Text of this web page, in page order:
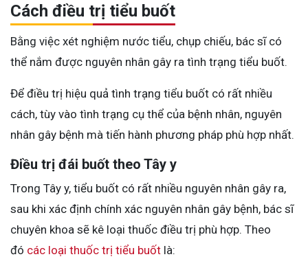
Cách điều trị tiểu buốt
Bằng việc xét nghiệm nước tiểu, chụp chiếu, bác sĩ có
thể nắm được nguyên nhân gây ra tình trạng tiểu buốt.
Để điều trị hiệu quả tình trạng tiểu buốt có rất nhiều
cách, tùy vào tình trạng cụ thể của bệnh nhân, nguyên
nhân gây bệnh mà tiến hành phương pháp phù hợp nhất.
Điều trị đái buốt theo Tây y
Trong Tây y, tiểu buốt có rất nhiều nguyên nhân gây ra,
sau khi xác định chính xác nguyên nhân gây bệnh, bác sĩ
chuyên khoa sẽ kê loại thuốc điều trị phù hợp. Theo
đó các loại thuốc trị tiểu buốt là: